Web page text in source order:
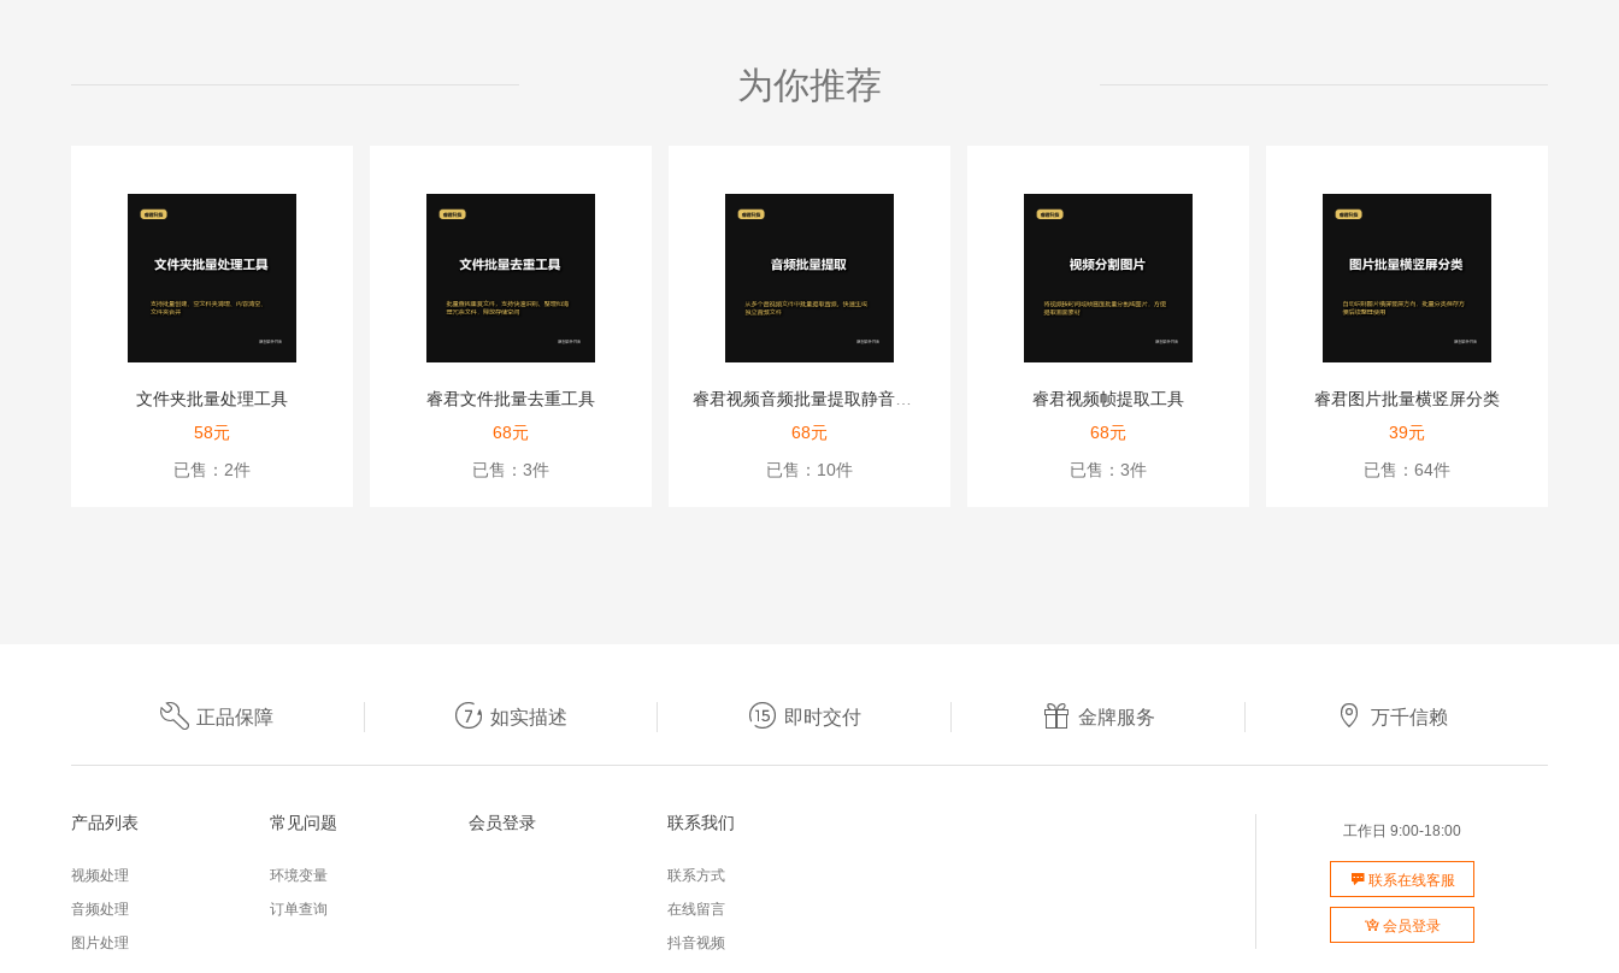
为你推荐
文件夹批量处理工具
58元
已售：2件
睿君文件批量去重工具
68元
已售：3件
68元
已售：10件
睿君视频帧提取工具
68元
已售：3件
睿君图片批量横竖屏分类
39元
已售：64件
 正品保障  如实描述  即时交付  金牌服务  万千信赖
产品列表
视频处理
音频处理
图片处理
常见问题
环境变量
订单查询
会员登录 联系我们
联系方式
在线留言
抖音视频
工作日 9:00-18:00
联系在线客服
会员登录